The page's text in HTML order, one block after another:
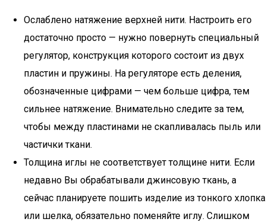
Ослаблено натяжение верхней нити. Настроить его
достаточно просто — нужно повернуть специальный
регулятор, конструкция которого состоит из двух
пластин и пружины. На регуляторе есть деления,
обозначенные цифрами — чем больше цифра, тем
сильнее натяжение. Внимательно следите за тем,
чтобы между пластинами не скапливалась пыль или
частички ткани.
Толщина иглы не соответствует толщине нити. Если
недавно Вы обрабатывали джинсовую ткань, а
сейчас планируете пошить изделие из тонкого хлопка
или шелка, обязательно поменяйте иглу. Слишком